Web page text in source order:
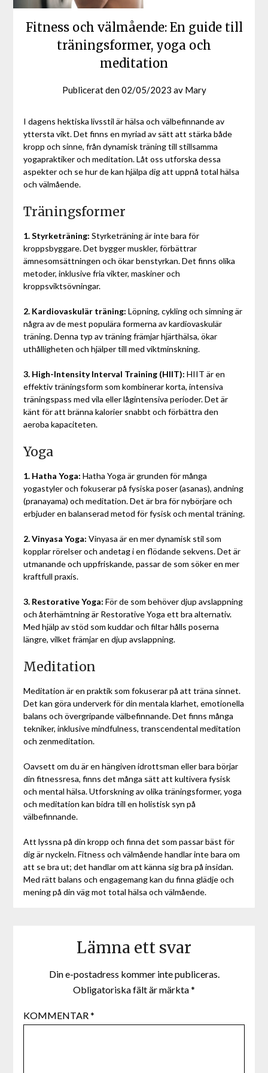
Fitness och välmående: En guide till
träningsformer, yoga och
meditation
Publicerat den02/05/2023 av Mary
I dagens hektiska livsstil är hälsa och välbefinnande av
yttersta vikt. Det finns en myriad av sätt att stärka både
kropp och sinne, från dynamisk träning till stillsamma
yogapraktiker och meditation. Låt oss utforska dessa
aspekter och se hur de kan hjälpa dig att uppnå total hälsa
och välmående.
Träningsformer
1. Styrketräning: Styrketräning är inte bara för
kroppsbyggare. Det bygger muskler, förbättrar
ämnesomsättningen och ökar benstyrkan. Det finns olika
metoder, inklusive fria vikter, maskiner och
kroppsviktsövningar.
2. Kardiovaskulär träning: Löpning, cykling och simning är
några av de mest populära formerna av kardiovaskulär
träning. Denna typ av träning främjar hjärthälsa, ökar
uthålligheten och hjälper till med viktminskning.
3. High-Intensity Interval Training (HIIT): HIIT är en
effektiv träningsform som kombinerar korta, intensiva
träningspass med vila eller lågintensiva perioder. Det är
känt för att bränna kalorier snabbt och förbättra den
aeroba kapaciteten.
Yoga
1. Hatha Yoga: Hatha Yoga är grunden för många
yogastyler och fokuserar på fysiska poser (asanas), andning
(pranayama) och meditation. Det är bra för nybörjare och
erbjuder en balanserad metod för fysisk och mental träning.
2. Vinyasa Yoga: Vinyasa är en mer dynamisk stil som
kopplar rörelser och andetag i en flödande sekvens. Det är
utmanande och uppfriskande, passar de som söker en mer
kraftfull praxis.
3. Restorative Yoga: För de som behöver djup avslappning
och återhämtning är Restorative Yoga ett bra alternativ.
Med hjälp av stöd som kuddar och filtar hålls poserna
längre, vilket främjar en djup avslappning.
Meditation
Meditation är en praktik som fokuserar på att träna sinnet.
Det kan göra underverk för din mentala klarhet, emotionella
balans och övergripande välbefinnande. Det finns många
tekniker, inklusive mindfulness, transcendental meditation
och zenmeditation.
Oavsett om du är en hängiven idrottsman eller bara börjar
din fitnessresa, finns det många sätt att kultivera fysisk
och mental hälsa. Utforskning av olika träningsformer, yoga
och meditation kan bidra till en holistisk syn på
välbefinnande.
Att lyssna på din kropp och finna det som passar bäst för
dig är nyckeln. Fitness och välmående handlar inte bara om
att se bra ut; det handlar om att känna sig bra på insidan.
Med rätt balans och engagemang kan du finna glädje och
mening på din väg mot total hälsa och välmående.
Lämna ett svar
Din e-postadress kommer inte publiceras.
Obligatoriska fält är märkta*
KOMMENTAR*